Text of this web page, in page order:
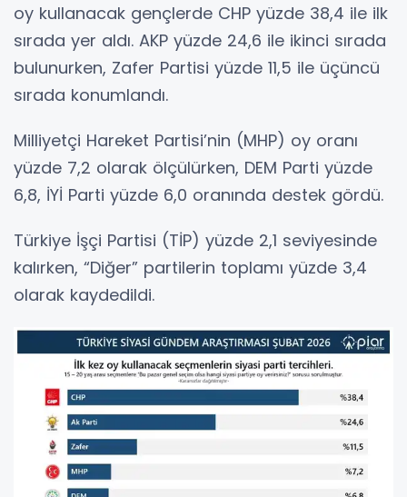
oy kullanacak gençlerde CHP yüzde 38,4 ile ilk
sırada yer aldı. AKP yüzde 24,6 ile ikinci sırada
bulunurken, Zafer Partisi yüzde 11,5 ile üçüncü
sırada konumlandı.
Milliyetçi Hareket Partisi’nin (MHP) oy oranı
yüzde 7,2 olarak ölçülürken, DEM Parti yüzde
6,8, İYİ Parti yüzde 6,0 oranında destek gördü.
Türkiye İşçi Partisi (TİP) yüzde 2,1 seviyesinde
kalırken, “Diğer” partilerin toplamı yüzde 3,4
olarak kaydedildi.